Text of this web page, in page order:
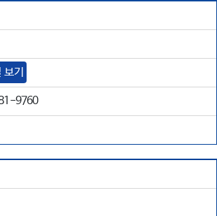
기
9760